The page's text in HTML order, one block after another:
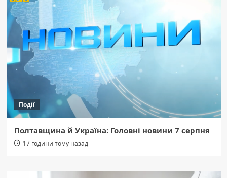
Події
Полтавщина й Україна: Головні новини 7 серпня
17 години тому назад